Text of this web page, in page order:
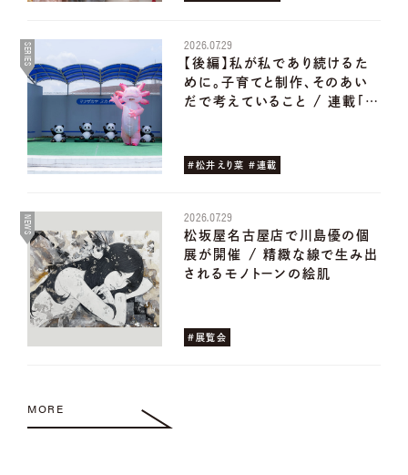
SERIES 2026.07.29
【後編】私が私であり続けるた
めに。子育てと制作、そのあい
だで考えていること / 連載「…
#松井えり菜 #連載
NEWS 2026.07.29
松坂屋名古屋店で川島優の個
展が開催 / 精緻な線で生み出
されるモノトーンの絵肌
#展覧会
MORE